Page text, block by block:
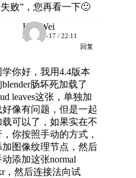
败”，您再看一下🙂
KurtWei
2025-07-17 / 22:11
回复
学你好，我用4.4版本
blender肠坏死加载了
leaves这张，单独加
好像有问题，但是一起
载可以了，如果实在不
，你按照手动的方式，
加图像纹理节点，然后
动添加这张normal
，然后连接法向试